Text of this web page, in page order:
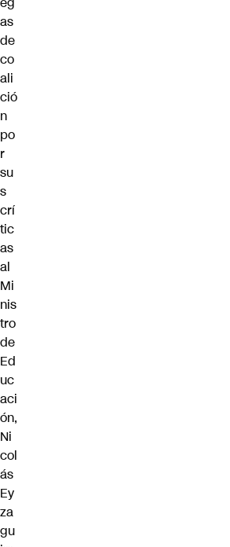
as
de
co
ali
ció
n
po
r
su
s
crí
tic
as
al
Mi
nis
tro
de
Ed
uc
aci
ón,
Ni
col
ás
Ey
za
gu